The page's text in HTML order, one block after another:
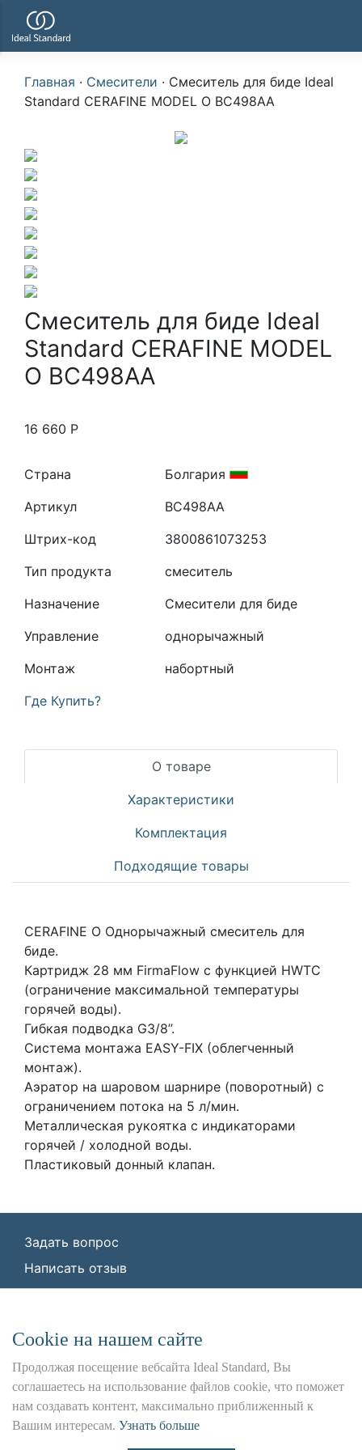
Главная · Смесители · Смеситель для биде Ideal
Standard CERAFINE MODEL O BC498AA
Смеситель для биде Ideal
Standard CERAFINE MODEL
O BC498AA
16 660 Р
Страна
Болгария
Артикул
BC498AA
Штрих-код
3800861073253
Тип продукта
смеситель
Назначение
Смесители для биде
Управление
однорычажный
Монтаж
набортный
Где Купить?
О товаре
Характеристики
Комплектация
Подходящие товары
CERAFINE O Однорычажный смеситель для
биде.
Картридж 28 мм FirmaFlow с функцией HWTC
(ограничение максимальной температуры
горячей воды).
Гибкая подводка G3/8’’.
Система монтажа EASY-FIX (облегченный
монтаж).
Аэратор на шаровом шарнире (поворотный) с
ограничением потока на 5 л/мин.
Металлическая рукоятка с индикаторами
горячей / холодной воды.
Пластиковый донный клапан.
Задать вопрос
Написать отзыв
7736342535, КПП: 772501001, ОГРН:
1227700443266,
Юр. адрес: 115162, г. Москва, Шаболовка ул.,
д. 31 Б
Использование данного сайта является предметом
Положения и Условия,Политика
Сookie на нашем сайте
Продолжая посещение вебсайта Ideal Standard, Вы
соглашаетесь на использование файлов cookie, что поможет
нам создавать контент, максимально приближенный к
Вашим интересам. Узнать больше